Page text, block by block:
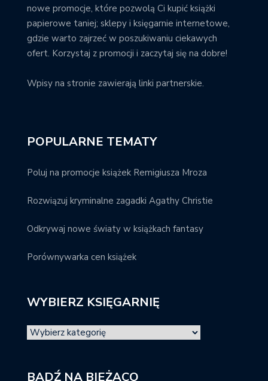
nowe promocje, które pozwolą Ci kupić książki
papierowe taniej; sklepy i księgarnie internetowe,
gdzie warto zajrzeć w poszukiwaniu ciekawych
ofert. Korzystaj z promocji i zaczytaj się na dobre!
Wpisy na stronie zawierają linki partnerskie.
POPULARNE TEMATY
Poluj na promocje książek Remigiusza Mroza
Rozwiązuj kryminalne zagadki Agathy Christie
Odkrywaj nowe światy w książkach fantasy
Porównywarka cen książek
WYBIERZ KSIĘGARNIĘ
BĄDŹ NA BIEŻĄCO